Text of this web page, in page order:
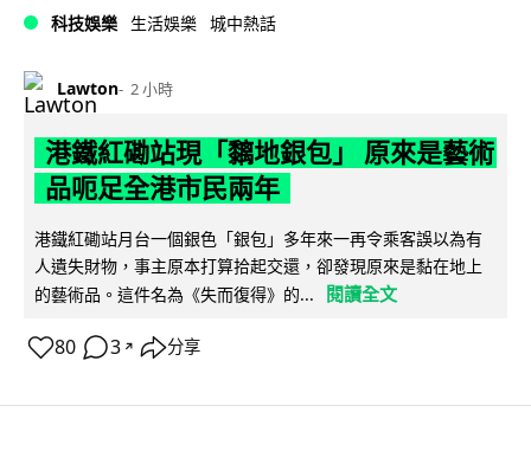
科技娛樂 生活娛樂 城中熱話
Lawton 2 小時
港鐵紅磡站現「黐地銀包」 原來是藝術
品呃足全港市民兩年
港鐵紅磡站月台一個銀色「銀包」多年來一再令乘客誤以為有
人遺失財物，事主原本打算拾起交還，卻發現原來是黏在地上
的藝術品。這件名為《失而復得》的...
閱讀全文
80 3 ↗ 分享